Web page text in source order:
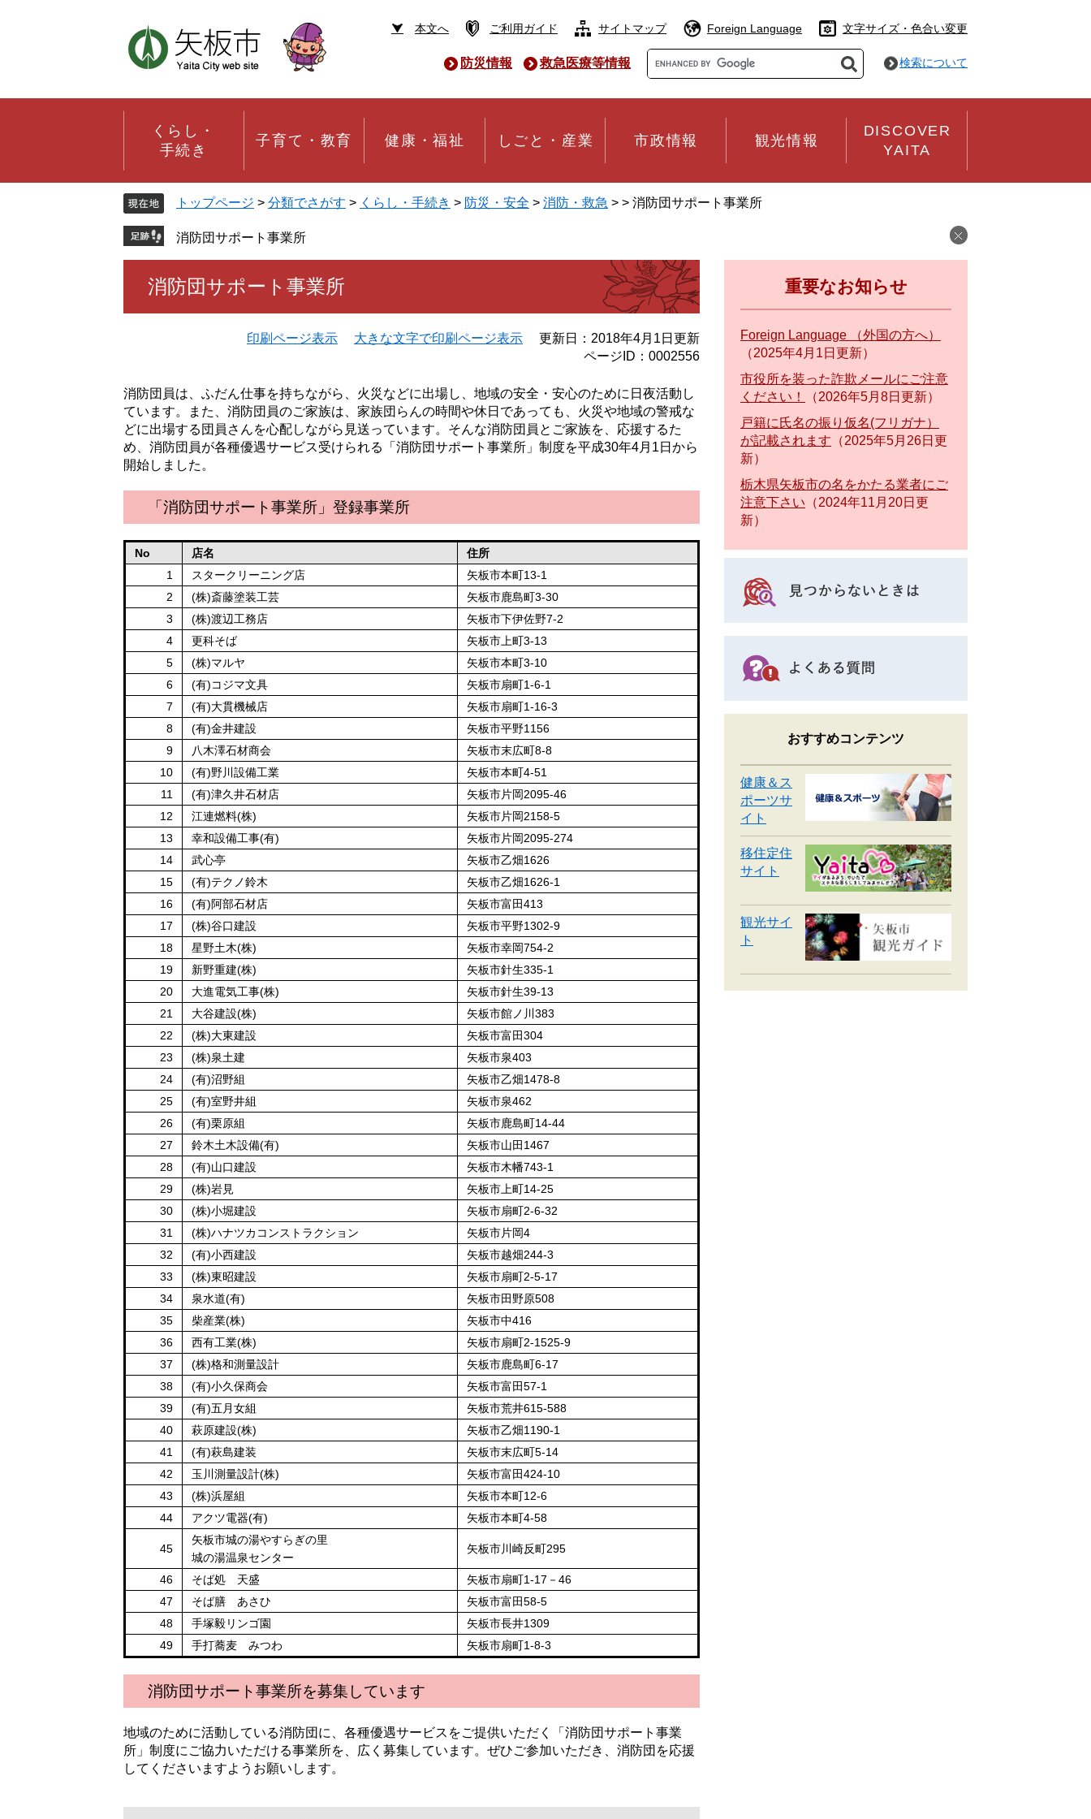
本文へ ご利用ガイド サイトマップ Foreign Language 文字サイズ・色合い変更
防災情報 救急医療等情報
Google
カ
ス
タ
索
検索について
くらし・
手続き
子育て・教育 健康・福祉 しごと・産業 市政情報 観光情報
DISCOVER
YAITA
トップページ > 分類でさがす > くらし・手続き > 防災・安全 > 消防・救急 > > 消防団サポート事業所
消防団サポート事業所
消防団サポート事業所
印刷ページ表示 大きな文字で印刷ページ表示
更新日：2018年4月1日更新
ページID：0002556
消防団員は、ふだん仕事を持ちながら、火災などに出場し、地域の安全・安心のために日夜活動し
ています。また、消防団員のご家族は、家族団らんの時間や休日であっても、火災や地域の警戒な
どに出場する団員さんを心配しながら見送っています。そんな消防団員とご家族を、応援するた
め、消防団員が各種優遇サービス受けられる「消防団サポート事業所」制度を平成30年4月1日から
開始しました。
「消防団サポート事業所」登録事業所
No 店名
住所
1
スタークリーニング店
矢板市本町13-1
2
(株)斎藤塗装工芸
矢板市鹿島町3-30
3
(株)渡辺工務店
矢板市下伊佐野7-2
4
更科そば
矢板市上町3-13
5
(株)マルヤ
矢板市本町3-10
6
(有)コジマ文具
矢板市扇町1-6-1
7
(有)大貫機械店
矢板市扇町1-16-3
8
(有)金井建設
矢板市平野1156
9
八木澤石材商会
矢板市末広町8-8
10
(有)野川設備工業
矢板市本町4-51
11
(有)津久井石材店
矢板市片岡2095-46
12
江連燃料(株)
矢板市片岡2158-5
13
幸和設備工事(有)
矢板市片岡2095-274
14
武心亭
矢板市乙畑1626
15
(有)テクノ鈴木
矢板市乙畑1626-1
16
(有)阿部石材店
矢板市富田413
17
(株)谷口建設
矢板市平野1302-9
18
星野土木(株)
矢板市幸岡754-2
19
新野重建(株)
矢板市針生335-1
20
大進電気工事(株)
矢板市針生39-13
21
大谷建設(株)
矢板市館ノ川383
22
(株)大東建設
矢板市富田304
23
(株)泉土建
矢板市泉403
24
(有)沼野組
矢板市乙畑1478-8
25
(有)室野井組
矢板市泉462
26
(有)栗原組
矢板市鹿島町14-44
27
鈴木土木設備(有)
矢板市山田1467
28
(有)山口建設
矢板市木幡743-1
29
(株)岩見
矢板市上町14-25
30
(株)小堀建設
矢板市扇町2-6-32
31
(株)ハナツカコンストラクション
矢板市片岡4
32
(有)小西建設
矢板市越畑244-3
33
(株)東昭建設
矢板市扇町2-5-17
34
泉水道(有)
矢板市田野原508
35
柴産業(株)
矢板市中416
36
西有工業(株)
矢板市扇町2-1525-9
37
(株)格和測量設計
矢板市鹿島町6-17
38
(有)小久保商会
矢板市富田57-1
39
(有)五月女組
矢板市荒井615-588
40
萩原建設(株)
矢板市乙畑1190-1
41
(有)萩島建装
矢板市末広町5-14
42
玉川測量設計(株)
矢板市富田424-10
43
(株)浜屋組
矢板市本町12-6
44
アクツ電器(有) 矢板市本町4-58
45
矢板市城の湯やすらぎの里
城の湯温泉センター
矢板市川崎反町295
46 そば処 天盛
矢板市扇町1-17－46
47
そば膳 あさひ
矢板市富田58-5
48
手塚毅リンゴ園
矢板市長井1309
49
手打蕎麦 みつわ 矢板市扇町1-8-3
消防団サポート事業所を募集しています
地域のために活動している消防団に、各種優遇サービスをご提供いただく「消防団サポート事業
所」制度にご協力いただける事業所を、広く募集しています。ぜひご参加いただき、消防団を応援
してくださいますようお願いします。
重要なお知らせ
Foreign Language （外国の方へ）
2025年4月1日更新
市役所を装った詐欺メールにご注意
ください！
2026年5月8日更新
戸籍に氏名の振り仮名(フリガナ）
が記載されます
2025年5月26日更
新
栃木県矢板市の名をかたる業者にご
注意下さい
2024年11月20日更
新
おすすめコンテンツ
健康＆ス
ポーツサ
イト
移住定住
サイト
観光サイ
ト